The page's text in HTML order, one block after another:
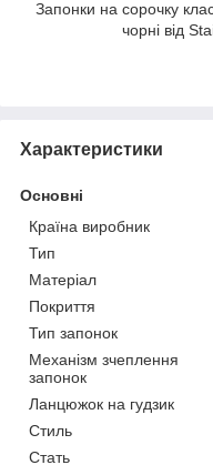
Запонки на сорочку
чорні від
Характеристики
Основні
Країна виробник
Тип
Матеріал
Покриття
Тип запонок
Механізм зчеплення
запонок
Ланцюжок на гудзик
Стиль
Стать